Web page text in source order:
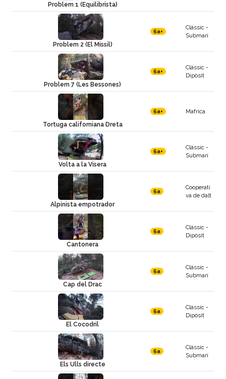
Problem 1 (Equilibrista)
Problem 2 (El Missil)
6a+
Clàssic -
Submarí
Problem 7 (Les Bessones)
6a+
Clàssic -
Dipòsit
Tortuga californiana Dreta
6a+ Mafrica
Volta a la Visera
6a+
Clàssic -
Submarí
Alpinista empotrador
6a
Cooperati
va de dalt
Cantonera
6a
Clàssic -
Dipòsit
Cap del Drac
6a
Clàssic -
Submarí
El Cocodril
6a
Clàssic -
Dipòsit
Els Ulls directe
6a
Clàssic -
Submarí